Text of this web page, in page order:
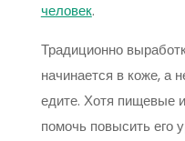
человек.
Традиционно
начинается в коже, а
едите. Хотя пищевые
помочь повысить его